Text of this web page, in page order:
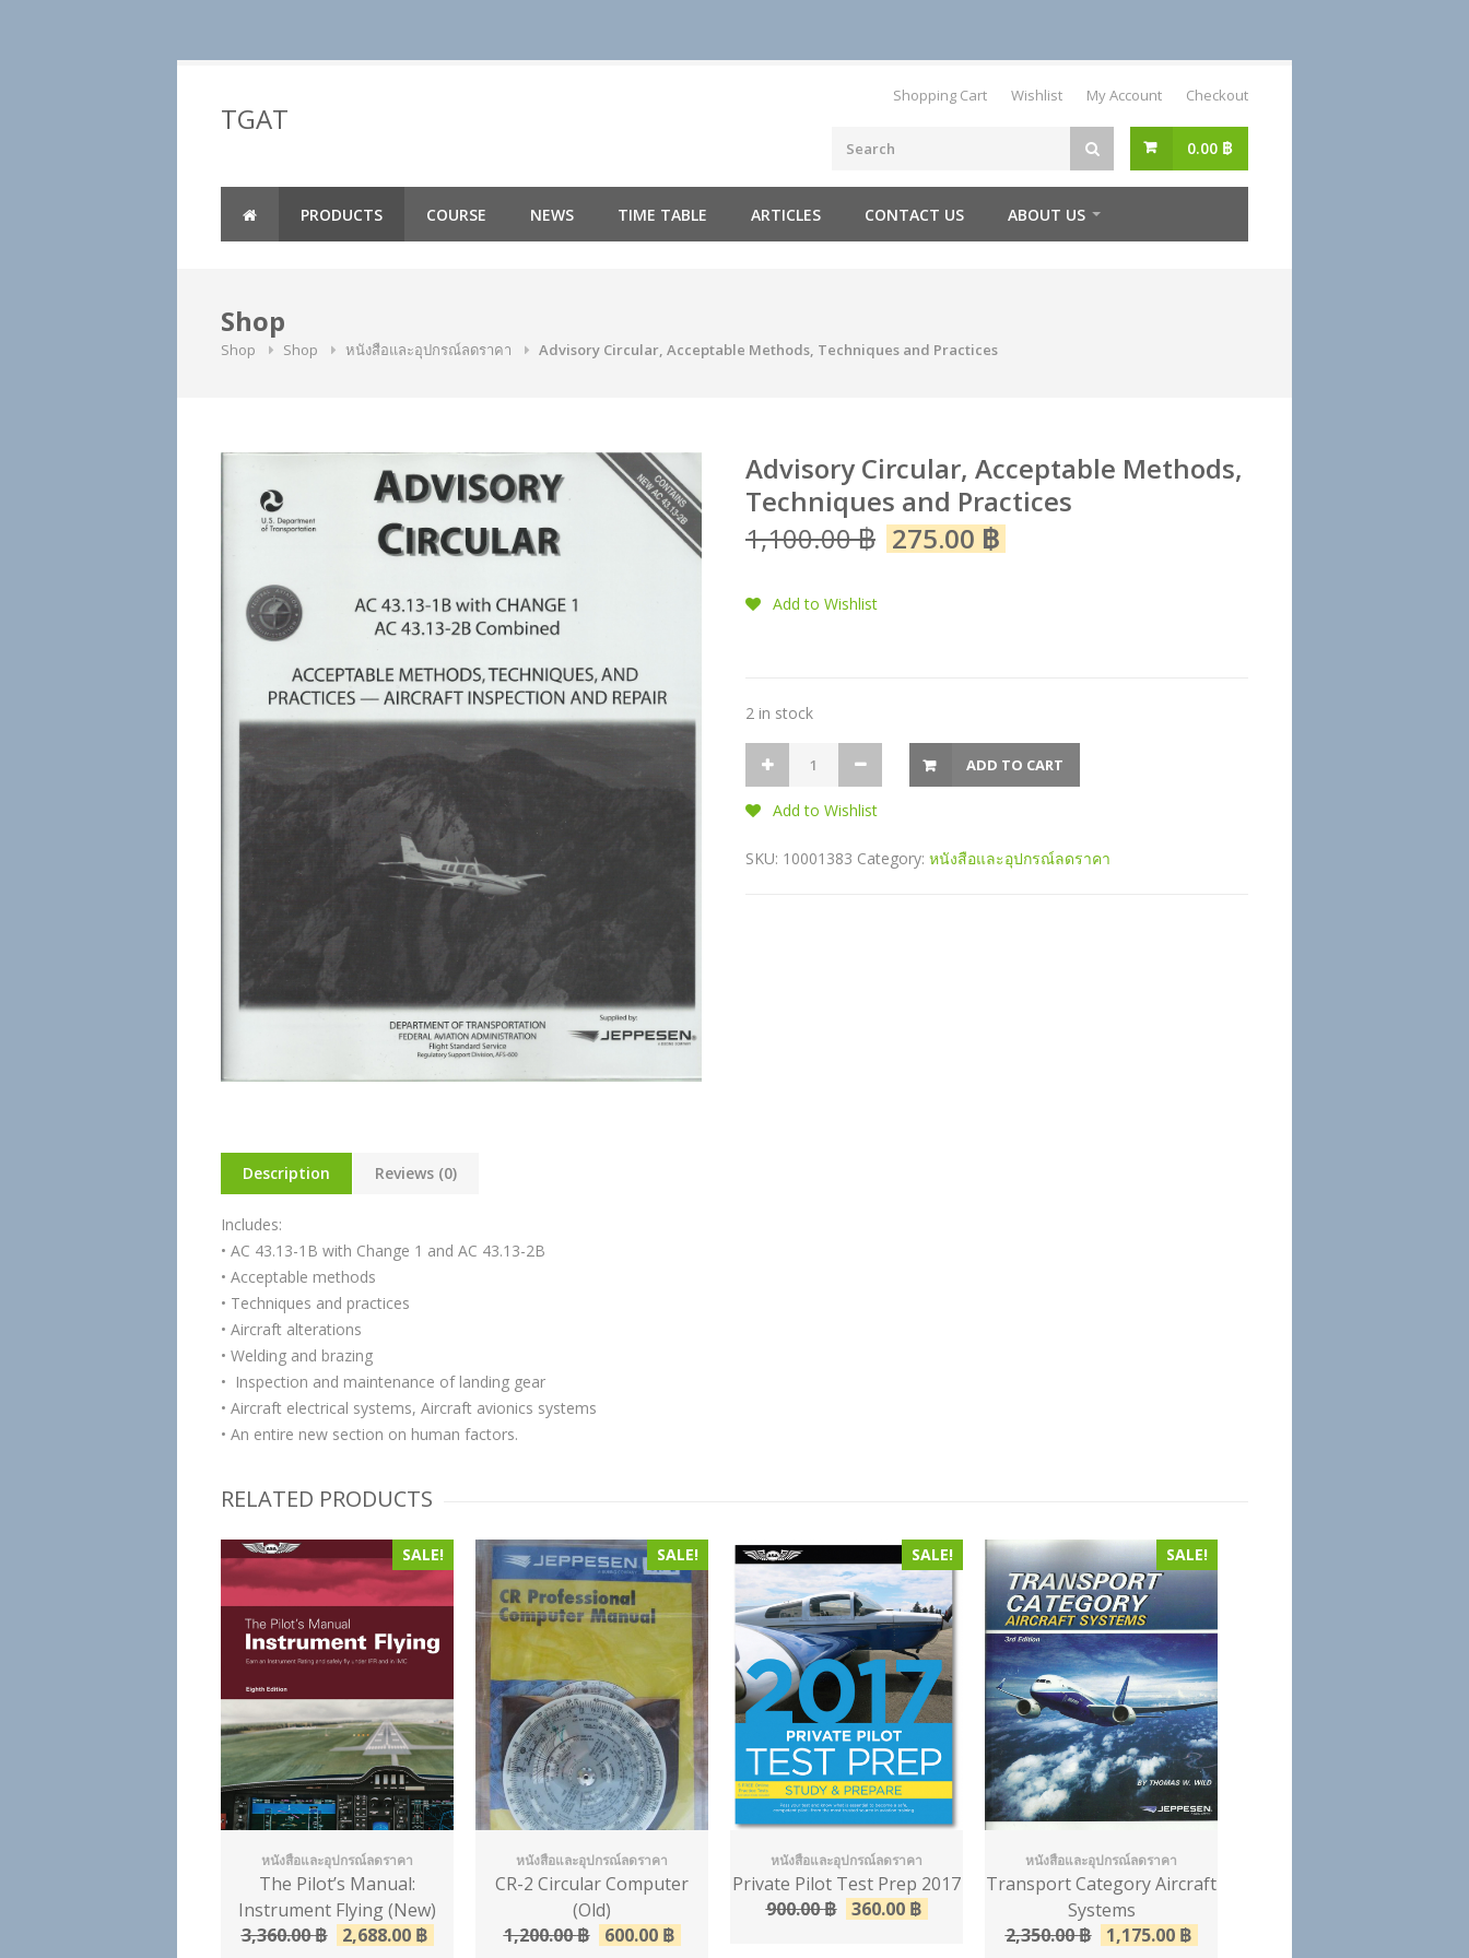
contentTGAT
Shopping Cart Wishlist My Account Checkout
0.00 ฿
PRODUCTS COURSE NEWS TIME TABLE ARTICLES CONTACT US ABOUT US
Shop
Shop Shop หนังสือและอุปกรณ์ลดราคา Advisory Circular, Acceptable Methods, Techniques and Practices
Advisory Circular, Acceptable Methods,
Techniques and Practices
1,100.00฿ 275.00 ฿
Add to Wishlist
2 in stock
ADD TO CART
Add to Wishlist
SKU: 10001383 Category: หนังสือและอุปกรณ์ลดราคา
Description Reviews (0)
Includes:
• AC 43.13-1B with Change 1 and AC 43.13-2B
• Acceptable methods
• Techniques and practices
• Aircraft alterations
• Welding and brazing
• Inspection and maintenance of landing gear
• Aircraft electrical systems, Aircraft avionics systems
• An entire new section on human factors.
RELATED PRODUCTS
SALE!
หนังสือและอุปกรณ์ลดราคา
The Pilot’s Manual:
Instrument Flying (New)
3,360.00฿ 2,688.00 ฿
SALE!
หนังสือและอุปกรณ์ลดราคา
CR-2 Circular Computer
(Old)
1,200.00฿ 600.00 ฿
SALE!
หนังสือและอุปกรณ์ลดราคา
Private Pilot Test Prep 2017
900.00฿ 360.00 ฿
SALE!
หนังสือและอุปกรณ์ลดราคา
Transport Category Aircraft
Systems
2,350.00฿ 1,175.00 ฿